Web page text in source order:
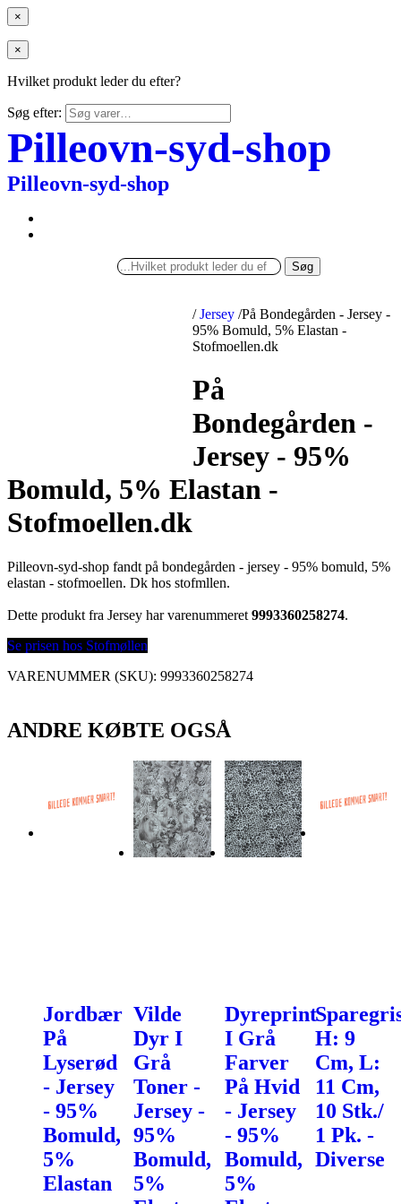
×
×
Hvilket produkt leder du efter?
Søg efter:
Pilleovn-syd-shop
Pilleovn-syd-shop
Søg
/ Jersey /På Bondegården - Jersey -
95% Bomuld, 5% Elastan -
Stofmoellen.dk
På
Bondegården -
Jersey - 95%
Bomuld, 5% Elastan -
Stofmoellen.dk
Pilleovn-syd-shop fandt på bondegården - jersey - 95% bomuld, 5%
elastan - stofmoellen. Dk hos stofmllen.
Dette produkt fra Jersey har varenummeret 9993360258274.
Se prisen hos Stofmøllen
VARENUMMER (SKU): 9993360258274
ANDRE KØBTE OGSÅ
Jordbær
På
Lyserød
- Jersey
- 95%
Bomuld,
5%
Elastan
Vilde
Dyr I
Grå
Toner -
Jersey -
95%
Bomuld,
5%
Dyreprint
I Grå
Farver
På Hvid
- Jersey
- 95%
Bomuld,
5%
H: 9
Cm, L:
11 Cm,
10 Stk./
1 Pk. -
Diverse